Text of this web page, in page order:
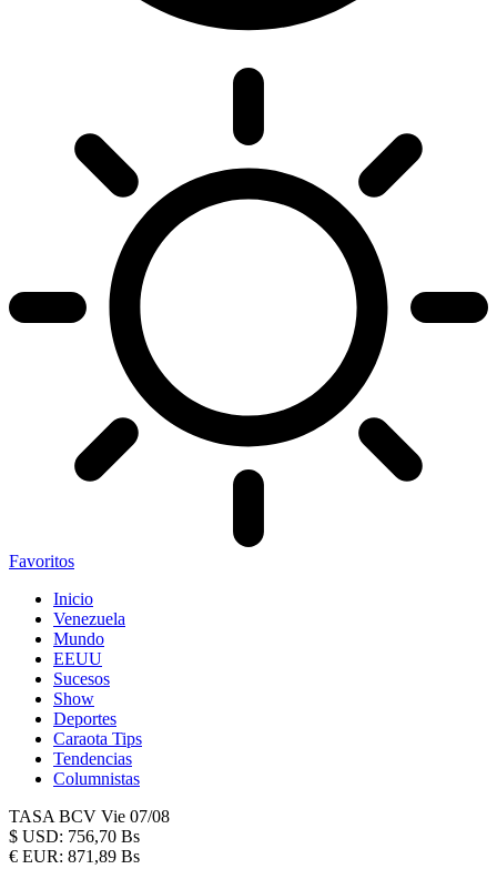
Favoritos
Inicio
Venezuela
Mundo
EEUU
Sucesos
Show
Deportes
Caraota Tips
Tendencias
Columnistas
TASA BCV Vie 07/08
$ USD: 756,70 Bs
€ EUR: 871,89 Bs